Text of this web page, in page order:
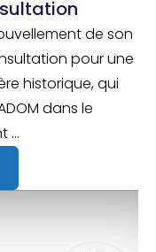
de son
pour une
historique, qui
dans le
...